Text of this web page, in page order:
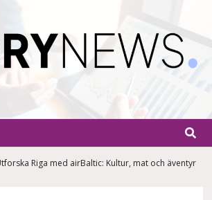
Riga med airBaltic: Kultur, mat och äventyr